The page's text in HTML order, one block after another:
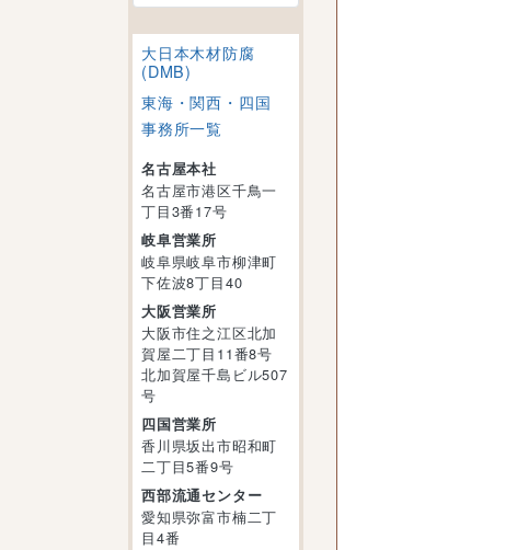
大日本木材防腐
(DMB)
東海・関西・四国
事務所一覧
名古屋本社
名古屋市港区千鳥一
丁目3番17号
岐阜営業所
岐阜県岐阜市柳津町
下佐波8丁目40
大阪営業所
大阪市住之江区北加
賀屋二丁目11番8号
北加賀屋千島ビル507
号
四国営業所
香川県坂出市昭和町
二丁目5番9号
西部流通センター
愛知県弥富市楠二丁
目4番